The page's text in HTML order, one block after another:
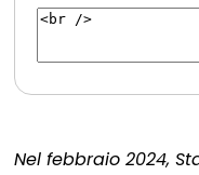
Nel febbraio 2024,